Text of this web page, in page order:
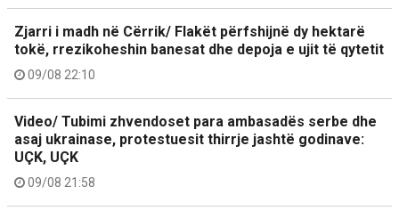
Zjarri i madh në Cërrik/ Flakët përfshijnë dy hektarë
tokë, rrezikoheshin banesat dhe depoja e ujit të qytetit
09/08 22:10
Video/ Tubimi zhvendoset para ambasadës serbe dhe
asaj ukrainase, protestuesit thirrje jashtë godinave:
UÇK, UÇK
09/08 21:58